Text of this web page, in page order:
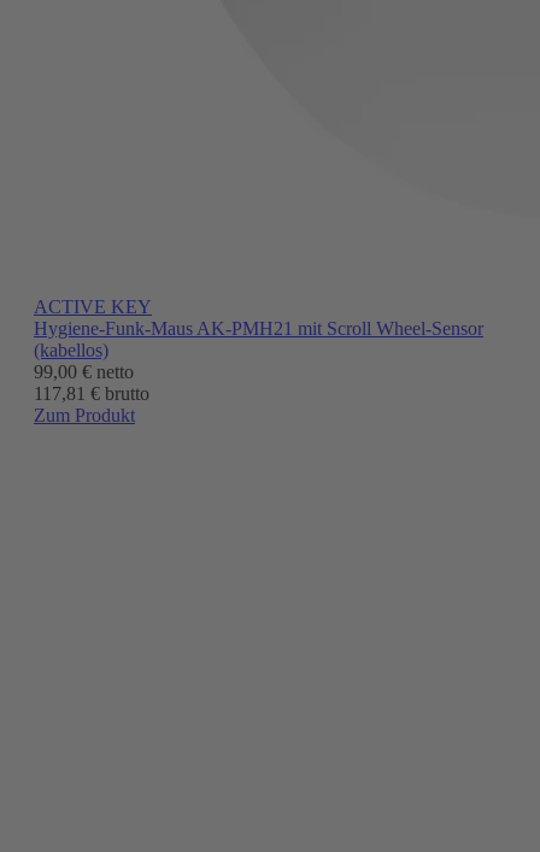
ACTIVE KEY
Hygiene-Funk-Maus AK-PMH21 mit Scroll Wheel-Sensor
(kabellos)
99,00 € netto
117,81 € brutto
Zum Produkt